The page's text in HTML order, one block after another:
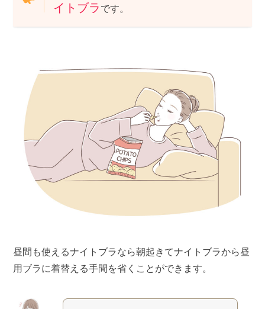
イトブラ です。
昼間も使えるナイトブラなら朝起きてナイトブラから昼
用ブラに着替える手間を省くことができます。